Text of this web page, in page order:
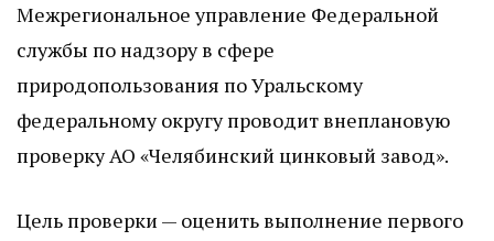
Межрегиональное управление Федеральной
службы по надзору в сфере
природопользования по Уральскому
федеральному округу проводит внеплановую
проверку АО «Челябинский цинковый завод».
Цель проверки — оценить выполнение первого